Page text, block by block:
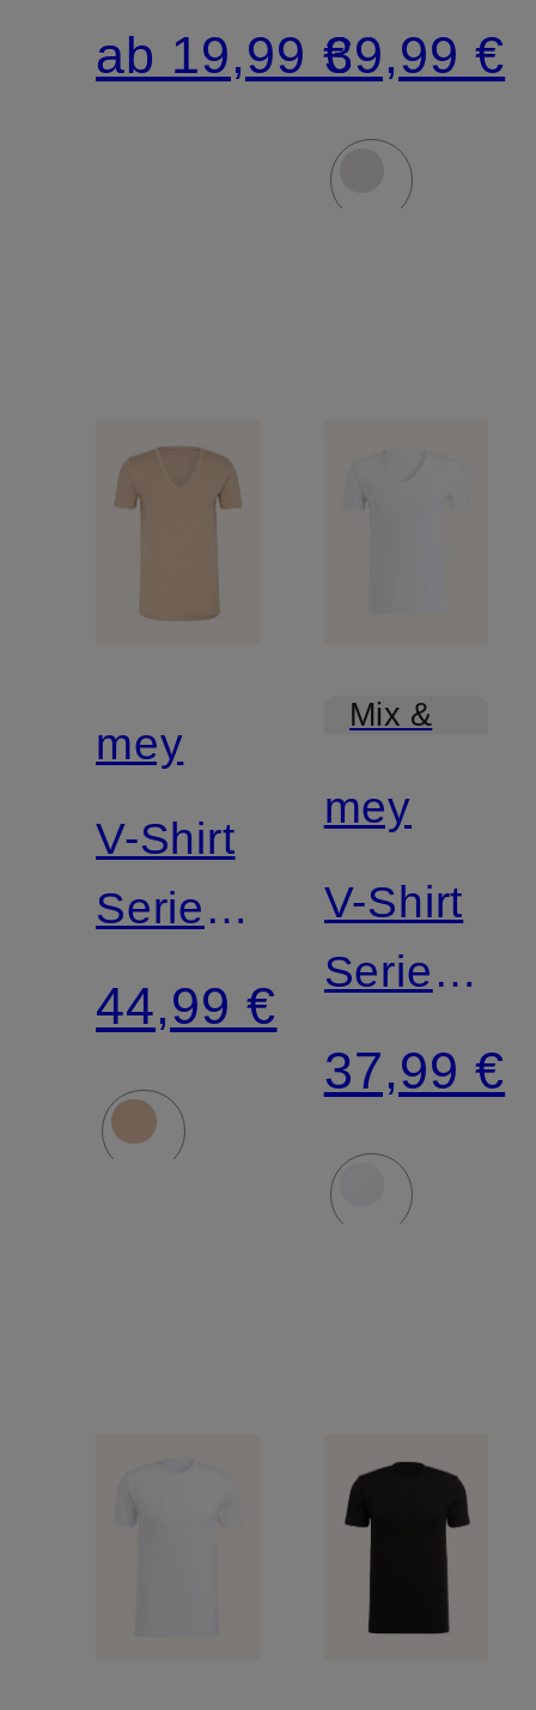
NOBLESSE
ab 19,99 €
DRY
COTTON
39,99 €
mey
V-Shirt
Serie
BUSINESS
CLASS
44,99 €
Mix &
mey
V-Shirt
Serie
DRY
COTTON
37,99 €